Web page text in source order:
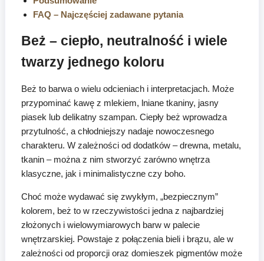
FAQ – Najczęściej zadawane pytania
Beż – ciepło, neutralność i wiele
twarzy jednego koloru
Beż to barwa o wielu odcieniach i interpretacjach. Może
przypominać kawę z mlekiem, lniane tkaniny, jasny
piasek lub delikatny szampan. Ciepły beż wprowadza
przytulność, a chłodniejszy nadaje nowoczesnego
charakteru. W zależności od dodatków – drewna, metalu,
tkanin – można z nim stworzyć zarówno wnętrza
klasyczne, jak i minimalistyczne czy boho.
Choć może wydawać się zwykłym, „bezpiecznym”
kolorem, beż to w rzeczywistości jedna z najbardziej
złożonych i wielowymiarowych barw w palecie
wnętrzarskiej. Powstaje z połączenia bieli i brązu, ale w
zależności od proporcji oraz domieszek pigmentów może